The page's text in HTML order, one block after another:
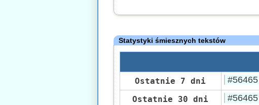
Statystyki śmiesznych tekstów
Ostatnie 7 dni
#56465
Ostatnie 30 dni #56465